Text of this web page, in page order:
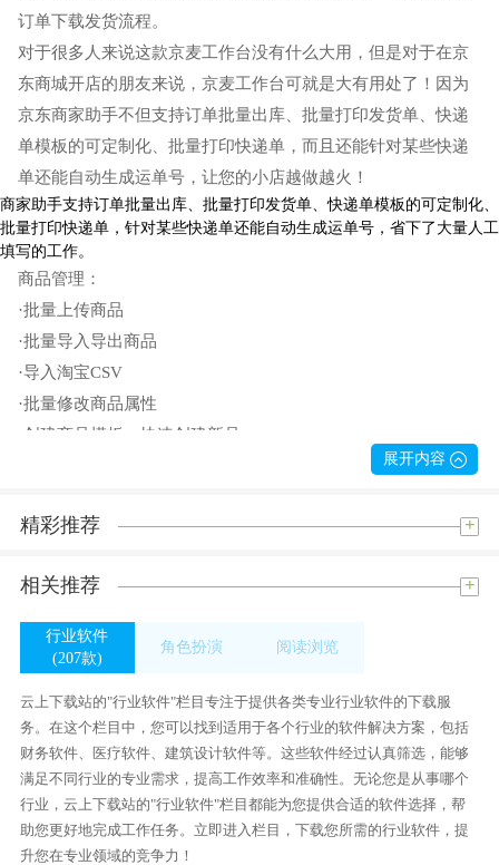
订单下载发货流程。
对于很多人来说这款京麦工作台没有什么大用，但是对于在京
东商城开店的朋友来说，京麦工作台可就是大有用处了！因为
京东商家助手不但支持订单批量出库、批量打印发货单、快递
单模板的可定制化、批量打印快递单，而且还能针对某些快递
单还能自动生成运单号，让您的小店越做越火！
商家助手支持订单批量出库、批量打印发货单、快递单模板的可定制化、
批量打印快递单，针对某些快递单还能自动生成运单号，省下了大量人工
填写的工作。
商品管理：
·批量上传商品
·批量导入导出商品
·导入淘宝CSV
·批量修改商品属性
·创建商品模板，快速创建新品
订单管理：
·出库单模板自定义
·批量打印快递单
·批量出库及打印出库单
支持商家子账户：
·与商家后台统一子账号权限管理
·根据子账号权限分配商品管理和订单管理
其他管理：
展开内容
精彩推荐 +
相关推荐 +
行业软件
(207款)
角色扮演
阅读浏览
云上下载站的"行业软件"栏目专注于提供各类专业行业软件的下载服
务。在这个栏目中，您可以找到适用于各个行业的软件解决方案，包括
财务软件、医疗软件、建筑设计软件等。这些软件经过认真筛选，能够
满足不同行业的专业需求，提高工作效率和准确性。无论您是从事哪个
行业，云上下载站的"行业软件"栏目都能为您提供合适的软件选择，帮
助您更好地完成工作任务。立即进入栏目，下载您所需的行业软件，提
升您在专业领域的竞争力！